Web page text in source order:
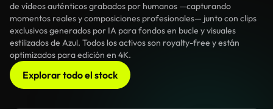
de vídeos auténticos grabados por humanos —capturando
momentos reales y composiciones profesionales— junto con clips
exclusivos generados por IA para fondos en bucle y visuales
estilizados de Azul. Todos los activos son royalty-free y están
optimizados para edición en 4K.
Explorar todo el stock